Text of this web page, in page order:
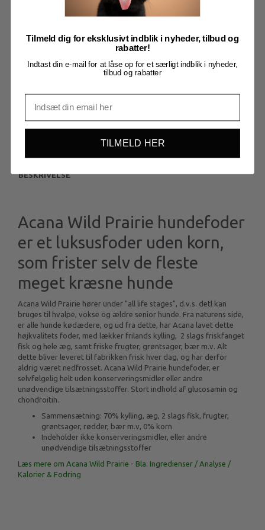
BEMÆRK: FRAGTSKADET SÆK, MEN INDHOLD
Wild Prairie Acana. Kornfrit hundefoder med fantastisk smag,
som også frister selv de fleste kræsne hunde
GRATIS FORSENDELSE VED KØB AF ACANA-
FODER FOR MINDST KR. 599
Mere information
BESKRIVELSE
Acana Wild Prairie hundefoder
er et luksusfoder uden korn,
som frister selv de fleste
meget kræsne hunde
Acana Wild Prairie hører under "all life stages", d.v.s. detl kan
bruges til hvalpe, vokse og ældre senior hunde. Fra naturens side,
er alle hunde kødædere, og ud fra dette, har Acana lavet dette
højkvalitets foder, med lækker frilands kylling, 2 slags friskfanget
fisk og hele æg, samt friske frugter, grøntsager, bær m.v. Alt
dette bliver leveret til fabrikken frisk hver dag, og har derfor
aldrig været nedfrosset. Acana Wild Prairie hundefoder, er
selvfølgelig helt uden konserveringsmidler eller andre
unødvendige tilsætningsstoffer. Stort indhold af glucosamin og
chondroitin.
Sammensætning: 70% kylling, æg, 2 slags fisk, frugter,
grøntsager, rødder, bær m.v, 0% korn
Indeholder ikke konserveringsmidler, eller andre
unødvendige tilsætningsstoffer
Læs mere om Acana Wild Prairie - Bla. Ingredienser / Analyse /
Kalorier & Fodring
Tilmeld dig for eksklusivt indblik i nyheder, tilbud og
rabatter!
Indtast din e-mail for at låse op for et særligt indblik i nyheder,
tilbud og rabatter
TILMELD HER